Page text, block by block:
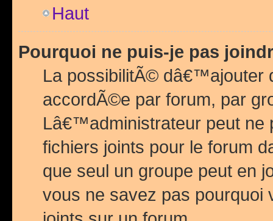
Haut
Pourquoi ne puis-je pas
La possibilitÃ© dâ€™ajouter
accordÃ©e par forum, par
Lâ€™administrateur peut
fichiers joints pour le forum
que seul un groupe peut en
vous ne savez pas pourquoi